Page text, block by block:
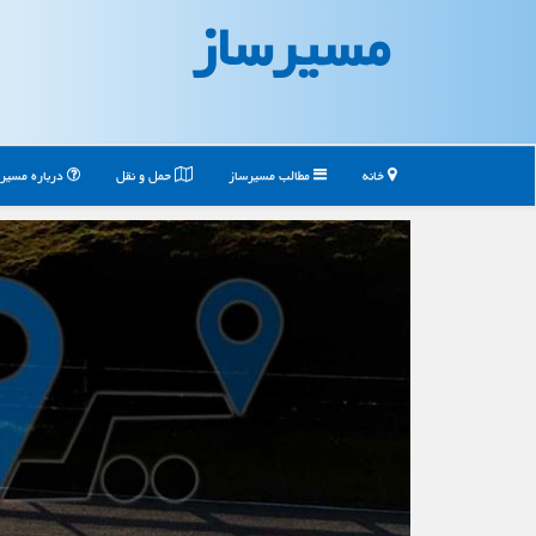
مسیرساز
خانه مطالب مسیرساز حمل و نقل درباره